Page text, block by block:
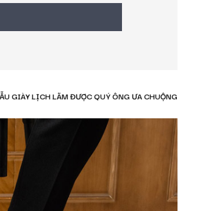
GIÀY LỊCH LÃM ĐƯỢC QUÝ ÔNG ƯA CHUỘNG